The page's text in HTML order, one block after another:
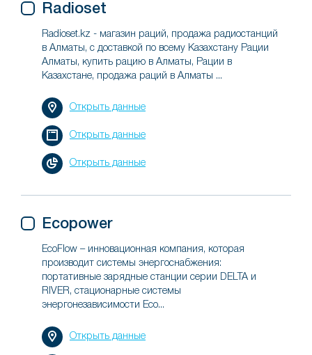
Radioset
Radioset.kz - магазин раций, продажа радиостанций
в Алматы, с доставкой по всему Казахстану Рации
Алматы, купить рацию в Алматы, Рации в
Казахстане, продажа раций в Алматы ...
Открыть данные
Открыть данные
Открыть данные
Ecopower
EcoFlow – инновационная компания, которая
производит системы энергоснабжения:
портативные зарядные станции серии DELTA и
RIVER, стационарные системы
энергонезависимости Eco...
Открыть данные